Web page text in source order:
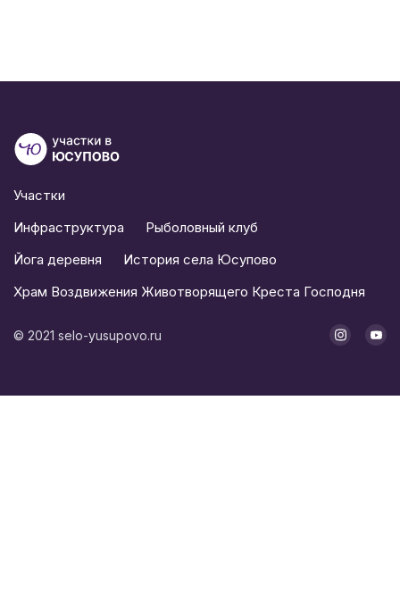
Участки
Инфраструктура
Рыболовный клуб
Йога деревня
История села Юсупово
Храм Воздвижения Животворящего Креста Господня
© 2021 selo-yusupovo.ru